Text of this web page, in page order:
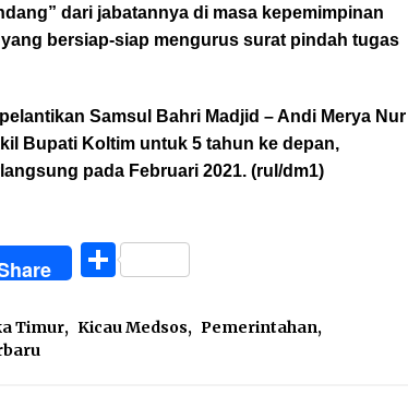
dari jabatannya di masa kepemimpinan
bersiap-siap mengurus surat pindah tugas
Samsul Bahri Madjid – Andi Merya Nur
Bupati Koltim untuk 5 tahun ke depan,
pada Februari 2021. (rul/dm1)
Share
Timur, Kicau Medsos, Pemerintahan,